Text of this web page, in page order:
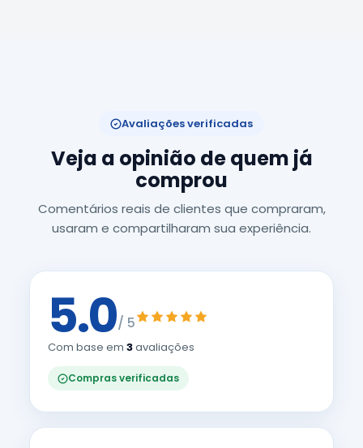
Avaliações verificadas
Veja a opinião de quem já
comprou
Comentários reais de clientes que compraram,
usaram e compartilharam sua experiência.
5.0/ 5
Com base em 3avaliações
Compras verificadas